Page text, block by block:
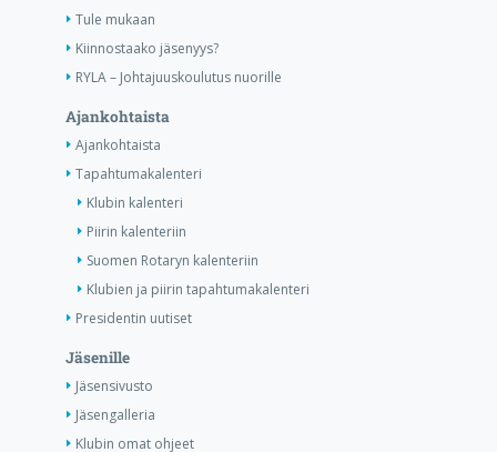
Tule mukaan
Kiinnostaako jäsenyys?
RYLA – Johtajuuskoulutus nuorille
Ajankohtaista
Ajankohtaista
Tapahtumakalenteri
Klubin kalenteri
Piirin kalenteriin
Suomen Rotaryn kalenteriin
Klubien ja piirin tapahtumakalenteri
Presidentin uutiset
Jäsenille
Jäsensivusto
Jäsengalleria
Klubin omat ohjeet